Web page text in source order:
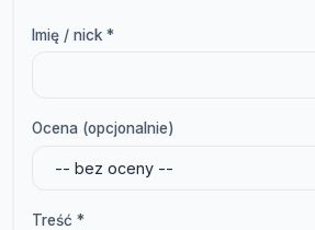
Imię / nick *
Ocena (opcjonalnie)
Treść *